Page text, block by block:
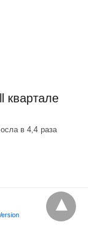
квартале
в 4,4 раза